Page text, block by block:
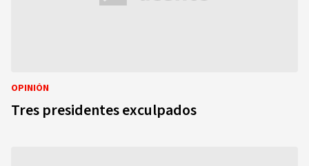
OPINIÓN
Tres presidentes exculpados